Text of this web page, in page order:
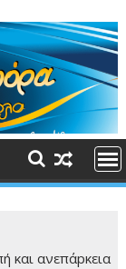
και ανεπάpκεια